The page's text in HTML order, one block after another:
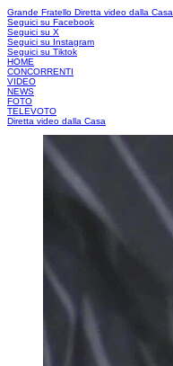
Grande Fratello Diretta video dalla Casa
Seguici su Facebook
Seguici su X
Seguici su Instagram
Seguici su Tiktok
HOME
CONCORRENTI
VIDEO
NEWS
FOTO
TELEVOTO
Diretta video dalla Casa